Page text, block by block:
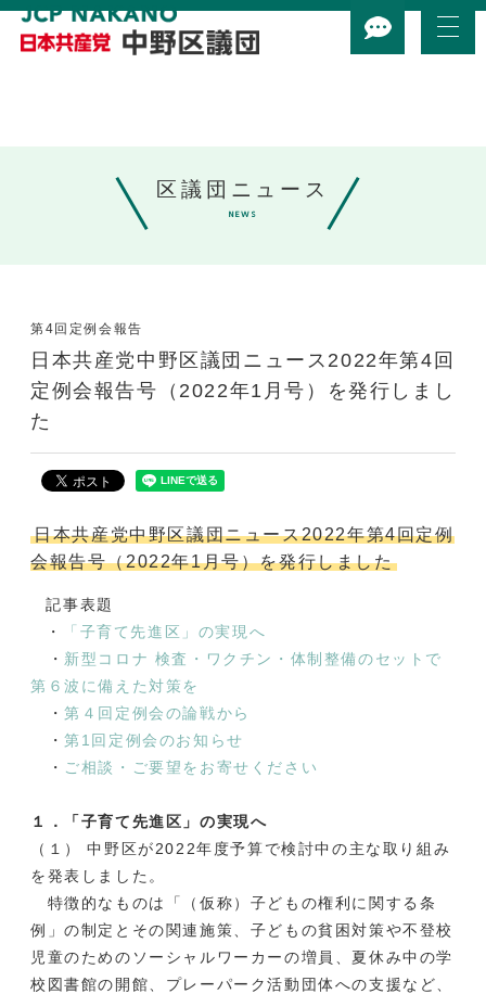
区議団ニュース
NEWS
第4回定例会報告
日本共産党中野区議団ニュース2022年第4回
定例会報告号（2022年1月号）を発行しまし
た
日本共産党中野区議団ニュース2022年第4回定例
会報告号（2022年1月号）を発行しました
記事表題
・
「子育て先進区」の実現へ
・ 新型コロナ 検査・ワクチン・体制整備のセットで
第６波に備えた対策を
・第４回定例会の論戦から
・第1回定例会のお知らせ
・ ご相談・ご要望をお寄せください
１．「子育て先進区」の実現へ
（１） 中野区が2022年度予算で検討中の主な取り組み
を発表しました。
特徴的なものは「（仮称）子どもの権利に関する条
例」の制定とその関連施策、子どもの貧困対策や不登校
児童のためのソーシャルワーカーの増員、夏休み中の学
校図書館の開館、プレーパーク活動団体への支援など、